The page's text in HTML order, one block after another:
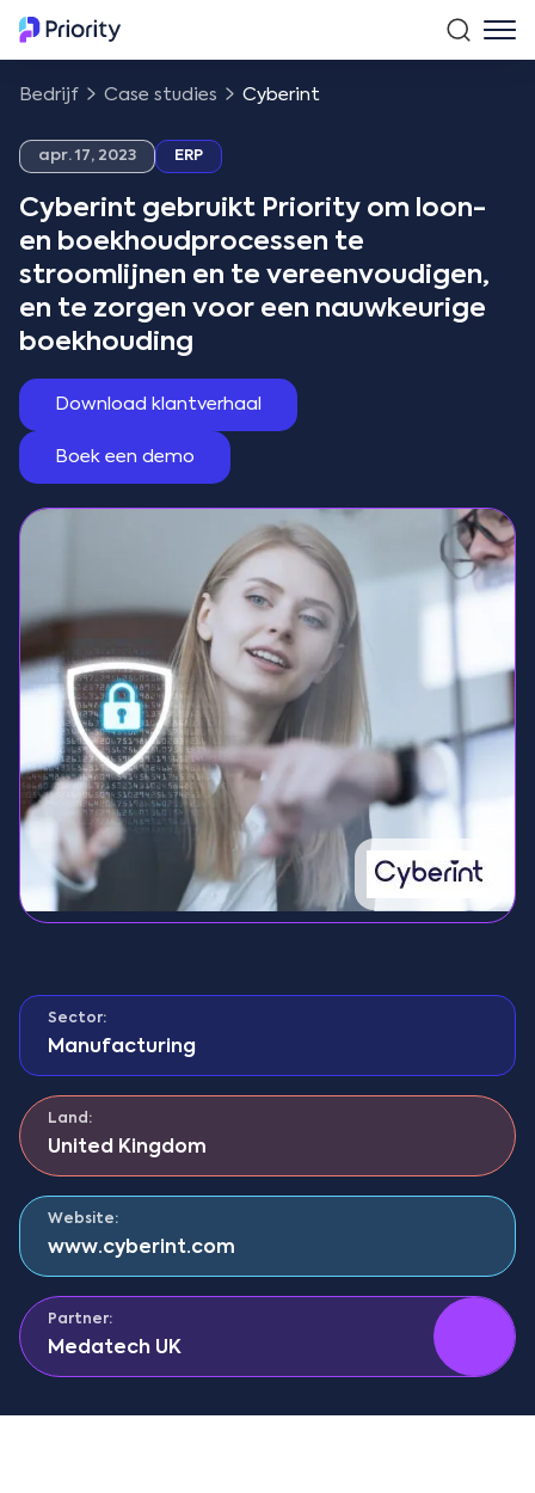
Bedrijf Case studies Cyberint
apr. 17, 2023 ERP
Cyberint gebruikt Priority om loon-
en boekhoudprocessen te
stroomlijnen en te vereenvoudigen,
en te zorgen voor een nauwkeurige
boekhouding
Download klantverhaal
Boek een demo
Sector:
Manufacturing
Land:
United Kingdom
Website:
www.cyberint.com
Partner:
Medatech UK